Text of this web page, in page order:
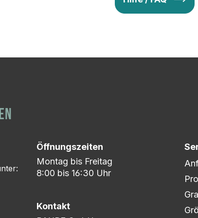
und einem umfangreichen Lagerbestand sind
das Motiv so lange ab, bis Ihr zu 100% zufrieden seid.
Öffnungszeiten
Montag bis Freitag
8:00 bis 16:30 Uhr
Kontakt